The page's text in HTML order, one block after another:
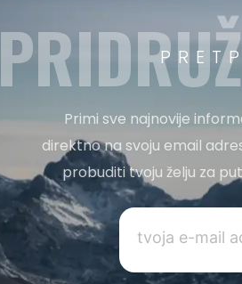
Primi sve najnovije
direktno na svoju email
probuditi tvoju želju za